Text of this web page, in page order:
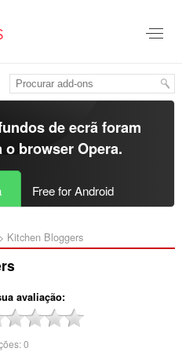
de ecrã foram
o browser Opera.
Free for Android
Kitchen Bloggers‎
avaliação
0